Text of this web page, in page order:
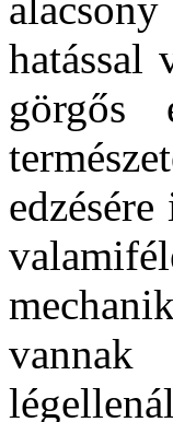
hatással
görgős